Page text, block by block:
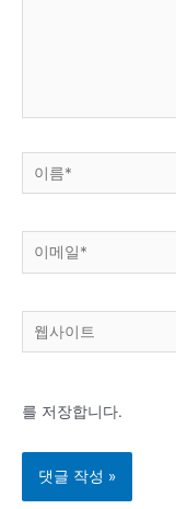
름
메
사
트
를 저장합니다.